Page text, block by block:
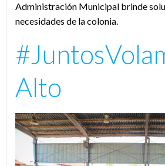
Administración Municipal brinde
necesidades de la colonia.
Alto